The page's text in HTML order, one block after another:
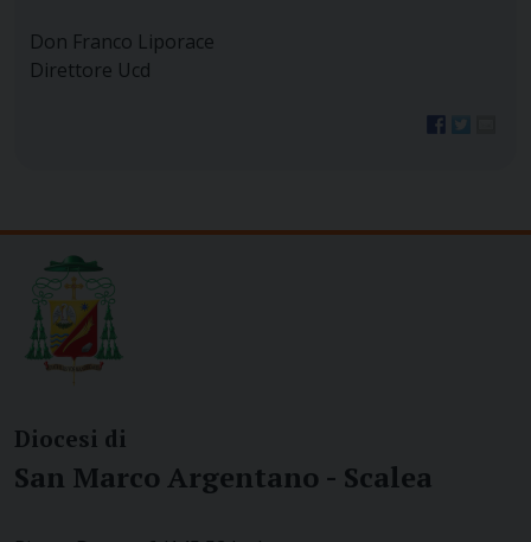
Don Franco Liporace
Direttore Ucd
Diocesi di
San Marco Argentano - Scalea